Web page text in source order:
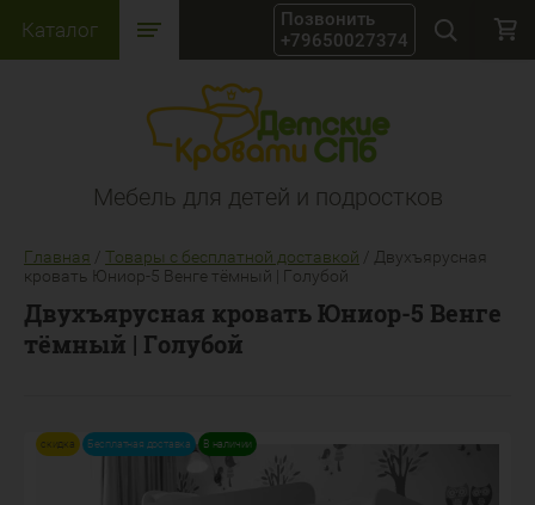
Каталог +79650027374
Мебель для детей и подростков
Главная / Товары с бесплатной доставкой / Двухъярусная
кровать Юниор-5 Венге тёмный | Голубой
Двухъярусная кровать Юниор-5 Венге
тёмный | Голубой
скидка Бесплатная доставка В наличии